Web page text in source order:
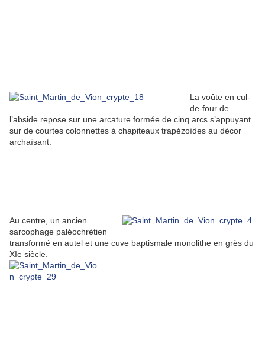
La voûte en cul-
de-four de
l’abside repose sur une arcature formée de cinq arcs s’appuyant
sur de courtes colonnettes à chapiteaux trapézoïdes au décor
archaïsant.
Au centre, un ancien
sarcophage paléochrétien
transformé en autel et une cuve baptismale monolithe en grès du
XIe siècle.